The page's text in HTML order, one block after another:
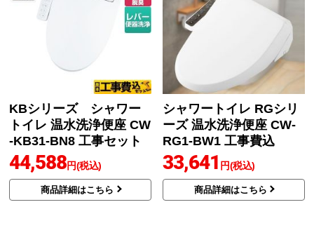
KBシリーズ シャワー
トイレ 温水洗浄便座 CW
-KB31-BN8 工事セット
44,588円(税込)
商品詳細はこちら
シャワートイレ RGシリ
ーズ 温水洗浄便座 CW-
RG1-BW1 工事費込
33,641 円(税込)
商品詳細はこちら